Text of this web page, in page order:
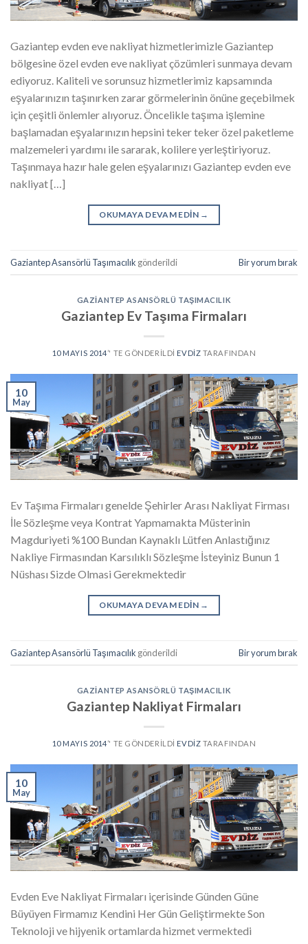
Gaziantep evden eve nakliyat hizmetlerimizle Gaziantep
bölgesine özel evden eve nakliyat çözümleri sunmaya devam
ediyoruz. Kaliteli ve sorunsuz hizmetlerimiz kapsamında
eşyalarınızın taşınırken zarar görmelerinin önüne geçebilmek
için çeşitli önlemler alıyoruz. Öncelikle taşıma işlemine
başlamadan eşyalarınızın hepsini teker teker özel paketleme
malzemeleri yardımı ile sararak, kolilere yerleştiriyoruz.
Taşınmaya hazır hale gelen eşyalarınızı Gaziantep evden eve
nakliyat […]
OKUMAYA DEVAM EDIN →
Gaziantep Asansörlü Taşımacılık gönderildi Bir yorum bırak
GAZIANTEP ASANSÖRLÜ TAŞIMACILIK
Gaziantep Ev Taşıma Firmaları
10 MAYIS 2014’' TE GÖNDERILDI EVDIZ TARAFINDAN
10
May
Ev Taşıma Firmaları genelde Şehirler Arası Nakliyat Firması
İle Sözleşme veya Kontrat Yapmamakta Müsterinin
Magduriyeti %100 Bundan Kaynaklı Lütfen Anlastığınız
Nakliye Firmasından Karsılıklı Sözleşme İsteyiniz Bunun 1
Nüshası Sizde Olmasi Gerekmektedir
OKUMAYA DEVAM EDIN →
Gaziantep Asansörlü Taşımacılık gönderildi Bir yorum bırak
GAZIANTEP ASANSÖRLÜ TAŞIMACILIK
Gaziantep Nakliyat Firmaları
10 MAYIS 2014’' TE GÖNDERILDI EVDIZ TARAFINDAN
10
May
Evden Eve Nakliyat Firmaları içerisinde Günden Güne
Büyüyen Firmamız Kendini Her Gün Geliştirmekte Son
Teknoloji ve hijyenik ortamlarda hizmet vermektedi